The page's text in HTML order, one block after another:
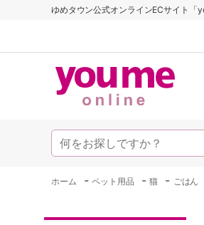
ゆめタウン公式オンラインECサイト「
ホーム -ペット用品 -猫 - ごはん